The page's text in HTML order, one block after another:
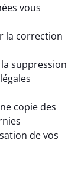
vous
la correction
suppression
copie des
de vos